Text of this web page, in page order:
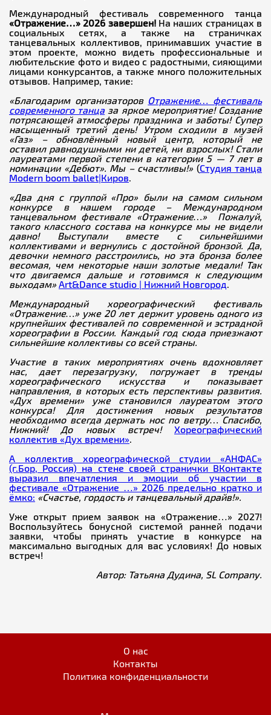
Международный фестиваль современного танца
«Отражение…» 2026 завершен!На наших страницах в
социальных сетях, а также на страничках
танцевальных коллективов, принимавших участие в
этом проекте, можно видеть профессиональные и
любительские фото и видео с радостными, сияющими
лицами конкурсантов, а также много положительных
отзывов. Например, такие:
«Благодарим организаторов Отражение… фестиваль
современного танцаза яркое мероприятие! Создание
потрясающей атмосферы праздника и заботы! Супер
насыщенный третий день! Утром сходили в музей
«Газ» – обновлённый новый центр, который не
оставил равнодушными ни детей, ни взрослых! Стали
лауреатами первой степени в категории 5 — 7 лет в
номинации «Дебют». Мы – счастливы!» (Студия танца
Modern boom ballet|Киров
«Два дня с группой «Про» были на самом сильном
конкурсе в нашем городе – Международном
танцевальном фестивале «Отражение…»Пожалуй,
такого классного состава на конкурсе мы не видели
давно! Выступали вместе с сильнейшими
коллективами и вернулись с достойной бронзой. Да,
девочки немного расстроились, но эта бронза более
весомая, чем некоторые наши золотые медали! Так
что двигаемся дальше и готовимся к следующим
выходам» Art&Dance studio | Нижний Новгород.
Международный хореографический фестиваль
«Отражение…» уже 20 лет держит уровень одного из
крупнейших фестивалей по современной и эстрадной
хореографии в России. Каждый год сюда приезжают
сильнейшие коллективы со всей страны.
Участие в таких мероприятиях очень вдохновляет
нас, дает перезагрузку, погружает в тренды
хореографического искусства и показывает
направления, в которых есть перспективы развития.
«Дух времени» уже становился лауреатом этого
конкурса! Для достижения новых результатов
необходимо всегда держать нос по ветру…
Спасибо,
Нижний! До новых встреч! Хореографический
коллектив «Дух времени»
А коллектив хореографической студии «АНФАС»
(г.Бор, Россия) на стене своей странички ВКонтакте
выразил впечатления и эмоции об участии в
фестивале «Отражение …» 2026 предельно кратко и
ёмко: «Счастье, гордость и танцевальный драйв!».
Уже открыт прием заявок на «Отражение…» 2027!
Воспользуйтесь бонусной системой ранней подачи
заявки, чтобы принять участие в конкурсе на
максимально выгодных для вас условиях! До новых
встреч!
Автор: Татьяна Дудина, SL Company.
О нас
Контакты
Политика конфиденциальности